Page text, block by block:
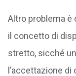
Altro problema è
il concetto di
stretto, sicché
l’accettazione